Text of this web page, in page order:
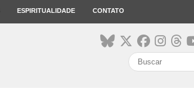
ESPIRITUALIDADE CONTATO